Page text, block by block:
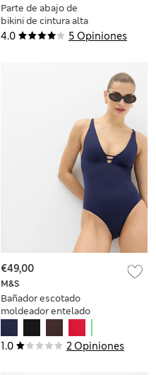
4.0 5 Opiniones
Parte de abajo de
bikini de cintura alta
con sujeción del
1.0 2 Opiniones
M&S
Bañador escotado
moldeador entelado
€49,00